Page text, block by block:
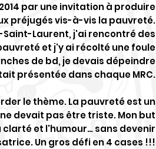
par une invitation à produire
préjugés vis-à-vis la pauvreté.
Saint-Laurent, j'ai rencontré des
et j'y ai récolté une foule
de bd, je devais dépeindre
présentée dans chaque MRC.
le thème. La pauvreté est un
devait pas être triste. Mon but
et l'humour… sans devenir
Un gros défi en 4 cases !!!